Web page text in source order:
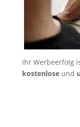
Ihr Werbeerfolg
kostenloseund